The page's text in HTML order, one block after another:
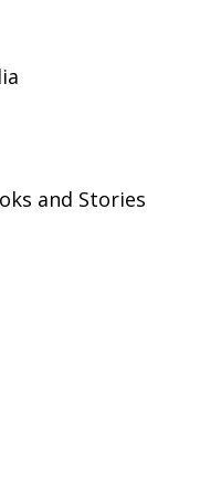
and Stories